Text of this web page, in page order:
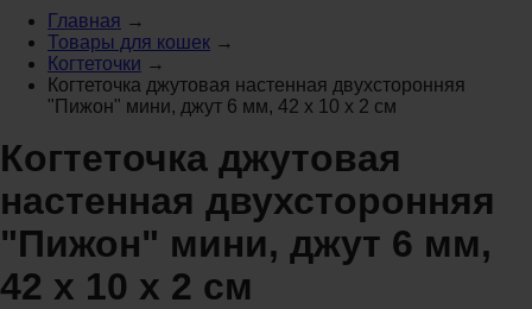
Главная →
Товары для кошек →
Когтеточки →
Когтеточка джутовая настенная двухсторонняя
"Пижон" мини, джут 6 мм, 42 х 10 х 2 см
Когтеточка джутовая
настенная двухсторонняя
"Пижон" мини, джут 6 мм,
42 х 10 х 2 см